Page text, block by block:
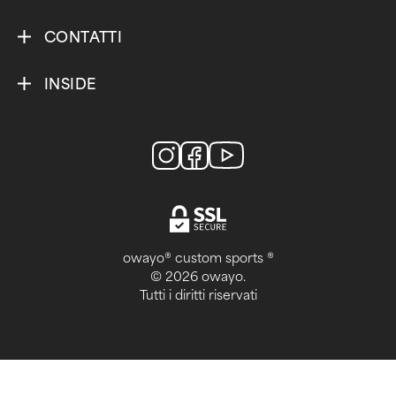
CONTATTI
INSIDE
owayo® custom sports ®
© 2026 owayo.
Tutti i diritti riservati